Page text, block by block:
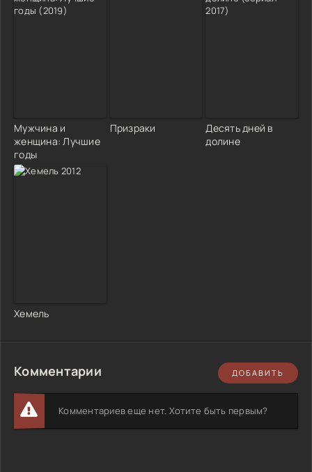
Мужчина и
женщина: Лучшие
годы
Призраки
Десять дней в
долине
Хемель
Комментарии ДОБАВИТЬ
Комментариев еще нет. Хотите быть первым?